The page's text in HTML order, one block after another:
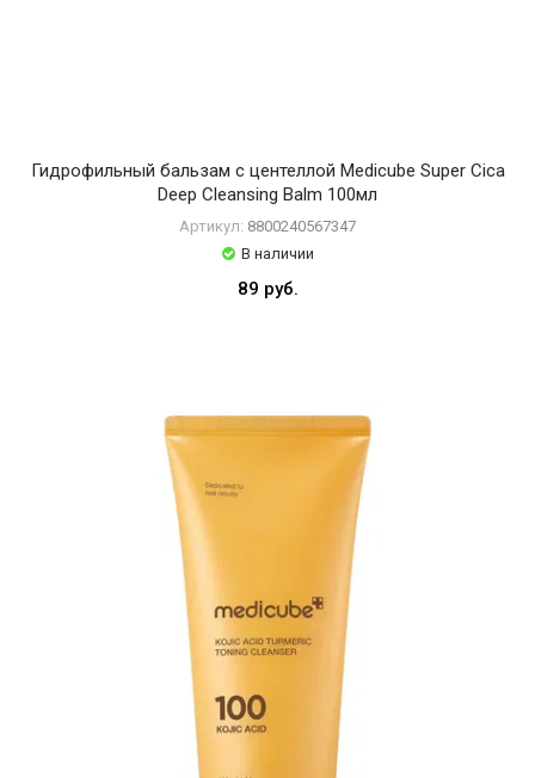
Гидрофильный бальзам с центеллой Medicube Super Cica
Deep Cleansing Balm 100мл
Артикул: 8800240567347
В наличии
89 руб.